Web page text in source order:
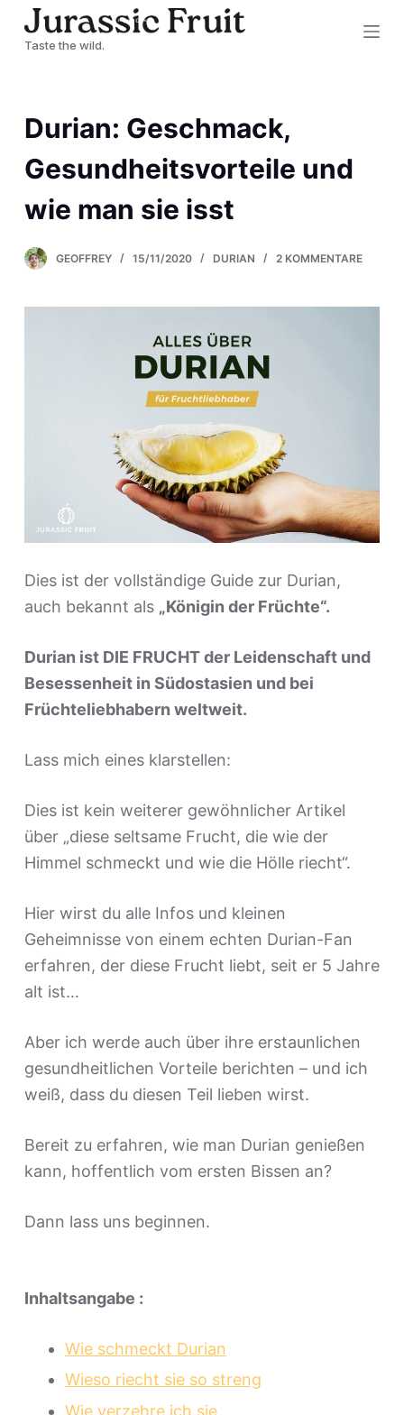
Z
u
a
s
Taste the wild.
Durian: Geschmack,
Gesundheitsvorteile und
wie man sie isst
GEOFFREY 15/11/2020 DURIAN 2 KOMMENTARE
Dies ist der vollständige Guide zur Durian,
auch bekannt als „Königin der Früchte“.
Durian ist DIE FRUCHT der Leidenschaft und
Besessenheit in Südostasien und bei
Früchteliebhabern weltweit.
Lass mich eines klarstellen:
Dies ist kein weiterer gewöhnlicher Artikel
über „diese seltsame Frucht, die wie der
Himmel schmeckt und wie die Hölle riecht“.
Hier wirst du alle Infos und kleinen
Geheimnisse von einem echten Durian-Fan
erfahren, der diese Frucht liebt, seit er 5 Jahre
alt ist…
Aber ich werde auch über ihre erstaunlichen
gesundheitlichen Vorteile berichten – und ich
weiß, dass du diesen Teil lieben wirst.
Bereit zu erfahren, wie man Durian genießen
kann, hoffentlich vom ersten Bissen an?
Dann lass uns beginnen.
Inhaltsangabe :
Wie schmeckt Durian
Wieso riecht sie so streng
Wie verzehre ich sie